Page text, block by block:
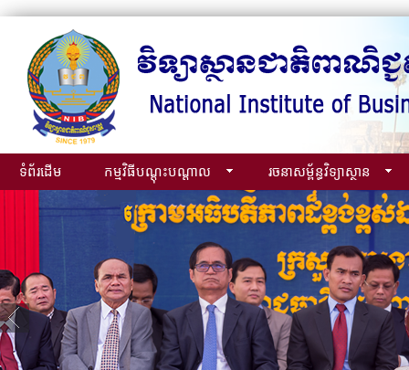
ទំព័រដើម កម្មវិធីបណ្ដុះបណ្ដាល រចនាសម្ព័ន្ធវិទ្យាស្ថាន